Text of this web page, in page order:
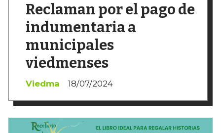
Reclaman por el pago de
indumentaria a
municipales
viedmenses
Viedma 18/07/2024